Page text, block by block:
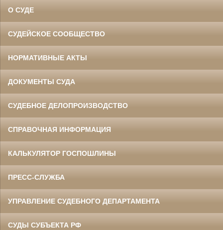
О СУДЕ
СУДЕЙСКОЕ СООБЩЕСТВО
НОРМАТИВНЫЕ АКТЫ
ДОКУМЕНТЫ СУДА
СУДЕБНОЕ ДЕЛОПРОИЗВОДСТВО
СПРАВОЧНАЯ ИНФОРМАЦИЯ
КАЛЬКУЛЯТОР ГОСПОШЛИНЫ
ПРЕСС-СЛУЖБА
УПРАВЛЕНИЕ СУДЕБНОГО ДЕПАРТАМЕНТА
СУДЫ СУБЪЕКТА РФ